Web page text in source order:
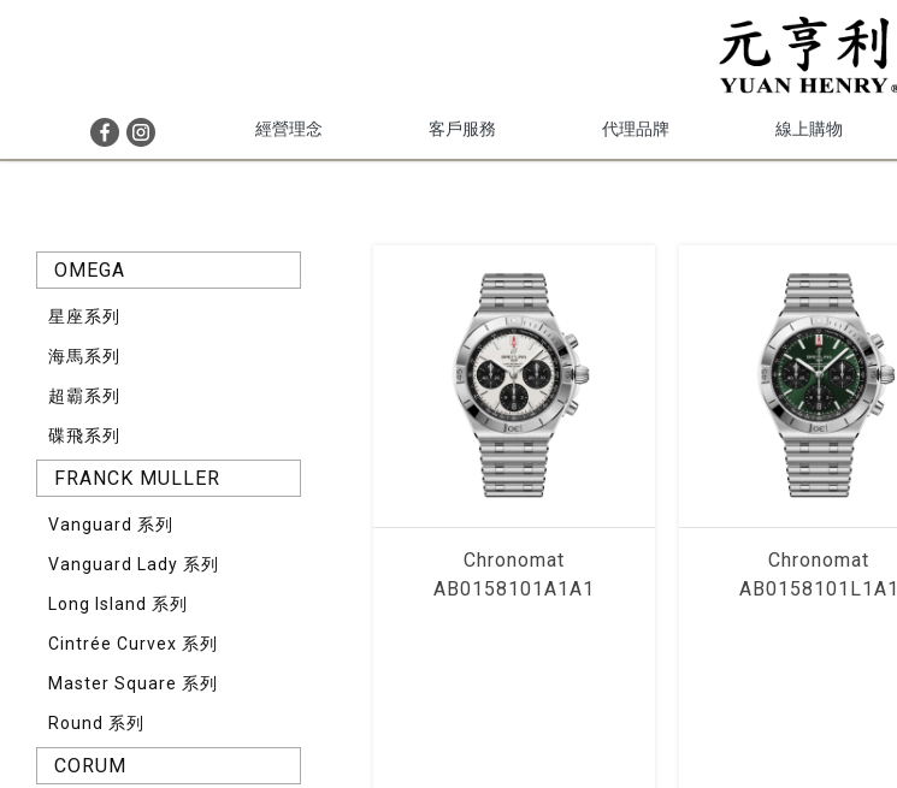
經營理念 客戶服務 代理品牌 線上購物
OMEGA
星座系列
海馬系列
超霸系列
碟飛系列
FRANCK MULLER
Vanguard 系列
Vanguard Lady 系列
Long Island 系列
Cintrée Curvex 系列
Master Square 系列
Round 系列
CORUM
Chronomat
AB0158101A1A1
Chronomat
AB0158101L1A1